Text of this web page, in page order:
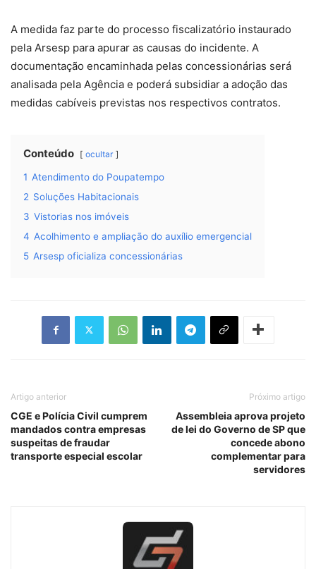
A medida faz parte do processo fiscalizatório instaurado
pela Arsesp para apurar as causas do incidente. A
documentação encaminhada pelas concessionárias será
analisada pela Agência e poderá subsidiar a adoção das
medidas cabíveis previstas nos respectivos contratos.
Conteúdo ocultar
1 Atendimento do Poupatempo
2 Soluções Habitacionais
3 Vistorias nos imóveis
4 Acolhimento e ampliação do auxílio emergencial
5 Arsesp oficializa concessionárias
Artigo anterior
CGE e Polícia Civil cumprem
mandados contra empresas
suspeitas de fraudar
transporte especial escolar
Próximo artigo
Assembleia aprova projeto
de lei do Governo de SP que
concede abono
complementar para
servidores